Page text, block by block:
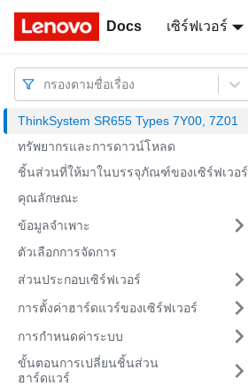
Docs เซิร์ฟเวอร์
Docs
กรองตามชื่อเรื่อง
ThinkSystem SR655 Types 7Y00, 7Z01
ทรัพยากรและการดาวน์โหลด
ชิ้นส่วนที่ให้มาในบรรจุภัณฑ์ของเซิร์ฟเวอร์
คุณลักษณะ
ข้อมูลจำเพาะ
ตัวเลือกการจัดการ
ส่วนประกอบเซิร์ฟเวอร์
การตั้งค่าฮาร์ดแวร์ของเซิร์ฟเวอร์
การกำหนดค่าระบบ
ขั้นตอนการเปลี่ยนชิ้นส่วน
ฮาร์ดแวร์